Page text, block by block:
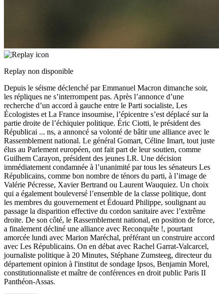
Replay non disponible
Depuis le séisme déclenché par Emmanuel Macron dimanche soir,
les répliques ne s’interrompent pas. Après l’annonce d’une
recherche d’un accord à gauche entre le Parti socialiste, Les
Écologistes et La France insoumise, l’épicentre s’est déplacé sur la
partie droite de l’échiquier politique. Éric Ciotti, le président des
Républicai ... ns, a annoncé sa volonté de bâtir une alliance avec le
Rassemblement national. Le général Gomart, Céline Imart, tout juste
élus au Parlement européen, ont fait part de leur soutien, comme
Guilhem Carayon, président des jeunes LR. Une décision
immédiatement condamnée à l’unanimité par tous les sénateurs Les
Républicains, comme bon nombre de ténors du parti, à l’image de
Valérie Pécresse, Xavier Bertrand ou Laurent Wauquiez. Un choix
qui a également bouleversé l’ensemble de la classe politique, dont
les membres du gouvernement et Édouard Philippe, soulignant au
passage la disparition effective du cordon sanitaire avec l’extrême
droite. De son côté, le Rassemblement national, en position de force,
a finalement décliné une alliance avec Reconquête !, pourtant
amorcée lundi avec Marion Maréchal, préférant un construire accord
avec Les Républicains. On en débat avec Rachel Garrat-Valcarcel,
journaliste politique à 20 Minutes, Stéphane Zumsteeg, directeur du
département opinion à l'institut de sondage Ipsos, Benjamin Morel,
constitutionnaliste et maître de conférences en droit public Paris II
Panthéon-Assas.